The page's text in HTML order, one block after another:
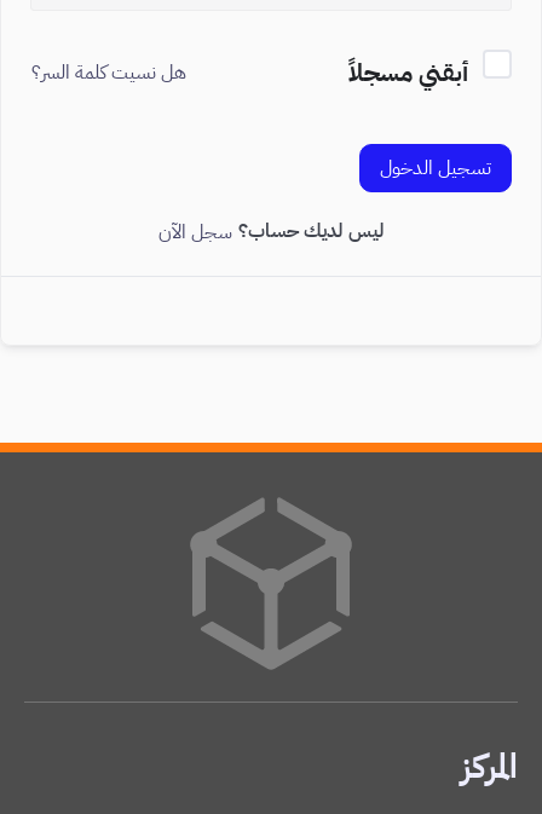
أبقني مسجلاً هل نسيت كلمة السر؟
تسجيل الدخول
ليس لديك حساب؟ سجل الآن
المركز